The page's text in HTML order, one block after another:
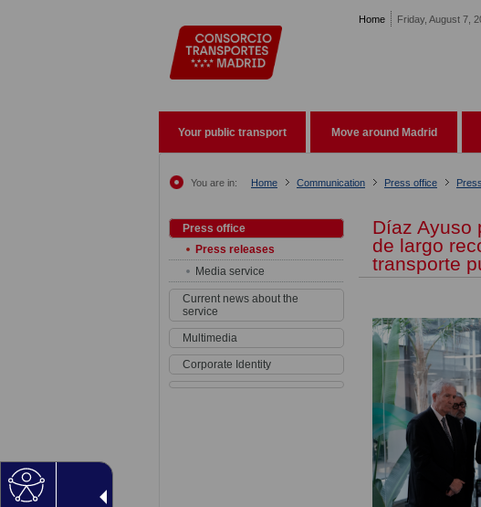
Home Friday, August 7,
Your public transport Move around Madrid
You are in: Home Communication Press office
Press office
Press releases
Media service
Current news about the
service
Multimedia
Corporate Identity
Díaz Ayuso
de largo
transporte